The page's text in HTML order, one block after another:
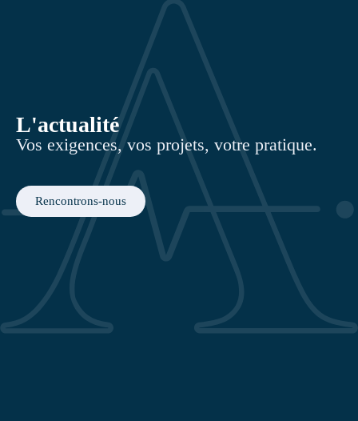
L'actualité
Vos exigences, vos projets, votre pratique.
Rencontrons-nous